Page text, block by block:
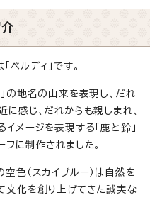
ベルディ」です。
の地名の由来を表現し、だれ
に感じ、だれからも親しまれ、
イメージを表現する「鹿と鈴」
フに制作されました。
色（スカイブルー）は自然を
文化を創り上げてきた誠実な